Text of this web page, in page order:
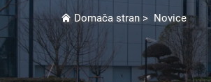
Domača stran > Novice